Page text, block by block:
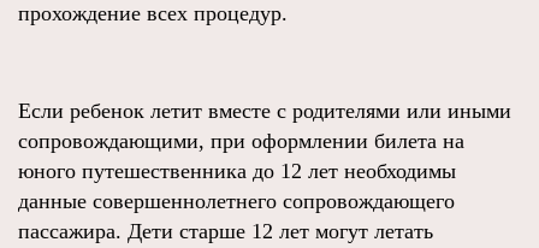
прохождение всех процедур.
Если ребенок летит вместе с родителями или иными
сопровождающими, при оформлении билета на
юного путешественника до 12 лет необходимы
данные совершеннолетнего сопровождающего
пассажира. Дети старше 12 лет могут летать